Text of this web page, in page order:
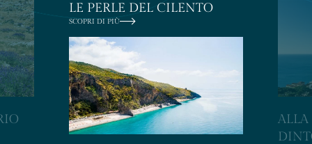
GLAMPING
I NOSTRI SERVIZI
SCOPRIRE IL TERRITORIO
LE PERLE DEL CILENTO
SCOPRI DI PIÙ
ALLA